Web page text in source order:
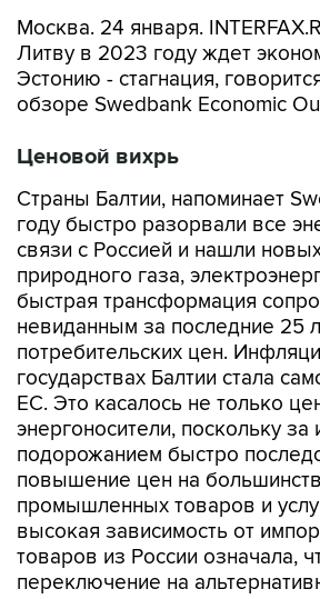
Москва. 24 января.
Литву в 2023 году ждет
Эстонию - стагнация,
обзоре Swedbank Economic
Ценовой вихрь
Страны Балтии, напоминает
году быстро разорвали все
связи с Россией и нашли
природного газа,
быстрая трансформация
невиданным за последние 25
потребительских цен.
государствах Балтии стала
ЕС. Это касалось не только
энергоносители, поскольку за
подорожанием быстро
повышение цен на
промышленных товаров и
высокая зависимость от
товаров из России означала,
переключение на